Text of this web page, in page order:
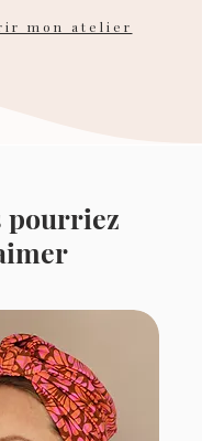
Évitez les
mon atelier
pourriez